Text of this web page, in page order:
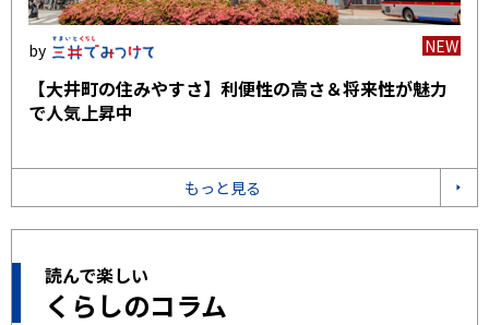
NEW
【大井町の住みやすさ】利便性の高さ＆将来性が魅力
で人気上昇中
もっと見る
読んで楽しい
くらしのコラム